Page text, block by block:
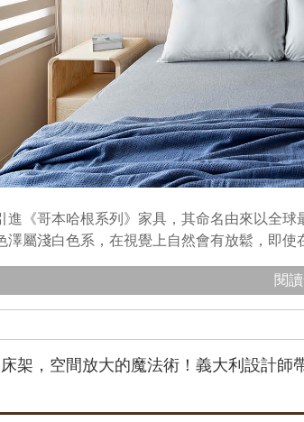
進《哥本哈根系列》家具，其命名由來以全
澤屬淺白色系，在視覺上自然會有放鬆，即
閱
架，空間放大的魔法術！義大利設計師